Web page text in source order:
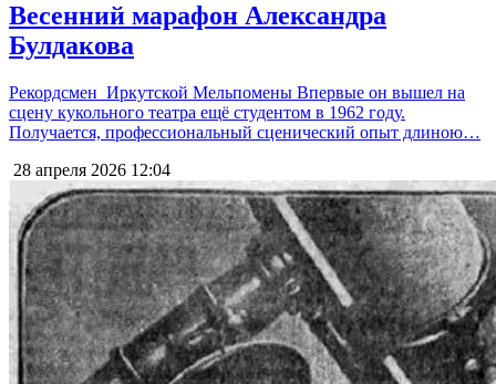
Весенний марафон Александра
Булдакова
Рекордсмен Иркутской Мельпомены Впервые он вышел на
сцену кукольного театра ещё студентом в 1962 году.
Получается, профессиональный сценический опыт длиною…
28 апреля 2026 12:04